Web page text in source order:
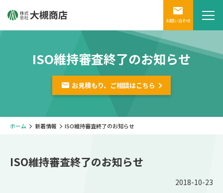
お問い合わせ
ISO維持審査終了のお知らせ
お見積もり、ご相談はこちら
ホーム 新着情報 ISO維持審査終了のお知らせ
ISO維持審査終了のお知らせ
2018-10-23